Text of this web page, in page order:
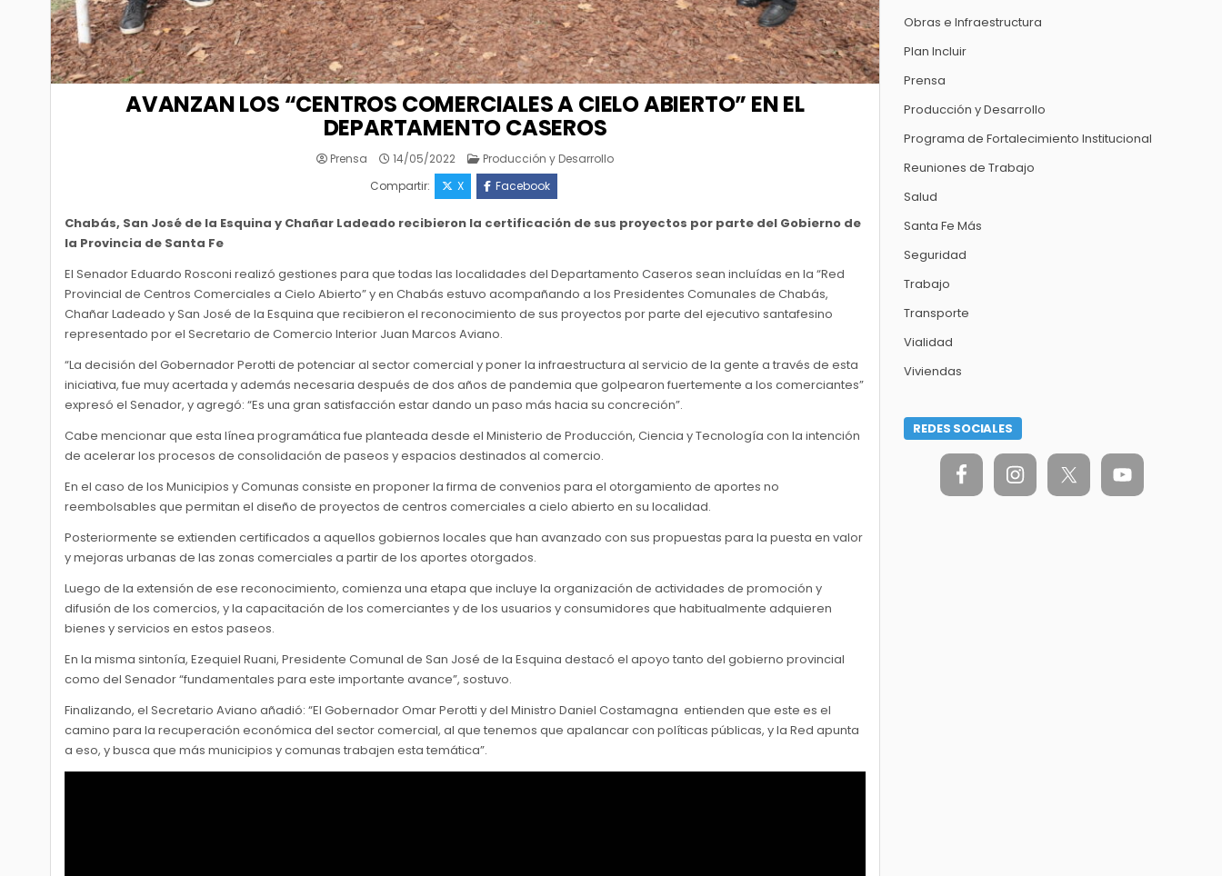
AVANZAN LOS “CENTROS COMERCIALES A CIELO ABIERTO” EN EL
DEPARTAMENTO CASEROS
Prensa 14/05/2022 Posted
Producción y Desarrollo
Compartir:
X Facebook
Chabás, San José de la Esquina y Chañar Ladeado recibieron la certificación de sus proyectos por parte del Gobierno de
la Provincia de Santa Fe
El Senador Eduardo Rosconi realizó gestiones para que todas las localidades del Departamento Caseros sean incluídas en la “Red
Provincial de Centros Comerciales a Cielo Abierto” y en Chabás estuvo acompañando a los Presidentes Comunales de Chabás,
Chañar Ladeado y San José de la Esquina que recibieron el reconocimiento de sus proyectos por parte del ejecutivo santafesino
representado por el Secretario de Comercio Interior Juan Marcos Aviano.
“La decisión del Gobernador Perotti de potenciar al sector comercial y poner la infraestructura al servicio de la gente a través de esta
iniciativa, fue muy acertada y además necesaria después de dos años de pandemia que golpearon fuertemente a los comerciantes”
expresó el Senador, y agregó: “Es una gran satisfacción estar dando un paso más hacia su concreción”.
Cabe mencionar que esta línea programática fue planteada desde el Ministerio de Producción, Ciencia y Tecnología con la intención
de acelerar los procesos de consolidación de paseos y espacios destinados al comercio.
En el caso de los Municipios y Comunas consiste en proponer la firma de convenios para el otorgamiento de aportes no
reembolsables que permitan el diseño de proyectos de centros comerciales a cielo abierto en su localidad.
Posteriormente se extienden certificados a aquellos gobiernos locales que han avanzado con sus propuestas para la puesta en valor
y mejoras urbanas de las zonas comerciales a partir de los aportes otorgados.
Luego de la extensión de ese reconocimiento, comienza una etapa que incluye la organización de actividades de promoción y
difusión de los comercios, y la capacitación de los comerciantes y de los usuarios y consumidores que habitualmente adquieren
bienes y servicios en estos paseos.
En la misma sintonía, Ezequiel Ruani, Presidente Comunal de San José de la Esquina destacó el apoyo tanto del gobierno provincial
como del Senador “fundamentales para este importante avance”, sostuvo.
Finalizando, el Secretario Aviano añadió: “El Gobernador Omar Perotti y del Ministro Daniel Costamagna entienden que este es el
camino para la recuperación económica del sector comercial, al que tenemos que apalancar con políticas públicas, y la Red apunta
a eso, y busca que más municipios y comunas trabajen esta temática”.
Obras e Infraestructura
Plan Incluir
Prensa
Producción y Desarrollo
Programa de Fortalecimiento Institucional
Reuniones de Trabajo
Salud
Santa Fe Más
Seguridad
Trabajo
Transporte
Vialidad
Viviendas
REDES SOCIALES